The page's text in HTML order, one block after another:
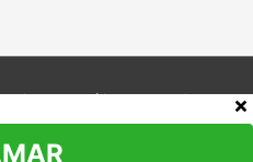
Política de cookies